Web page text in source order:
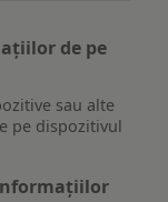
de pe
sau alte
pe dispozitivul